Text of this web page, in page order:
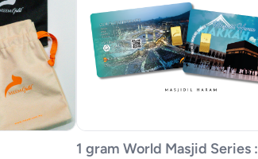
1 gram World Masjid Series :